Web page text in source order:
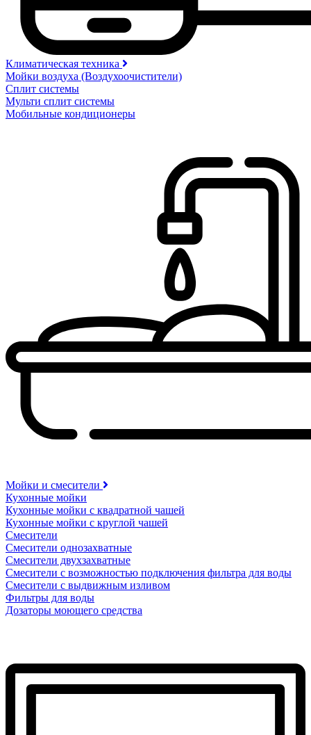
Климатическая техника
Мойки воздуха (Воздухоочистители)
Сплит системы
Мульти сплит системы
Мобильные кондиционеры
Мойки и смесители
Кухонные мойки
Кухонные мойки с квадратной чашей
Кухонные мойки с круглой чашей
Смесители
Смесители однозахватные
Смесители двухзахватные
Смесители с возможностью подключения фильтра для воды
Смесители с выдвижным изливом
Фильтры для воды
Дозаторы моющего средства